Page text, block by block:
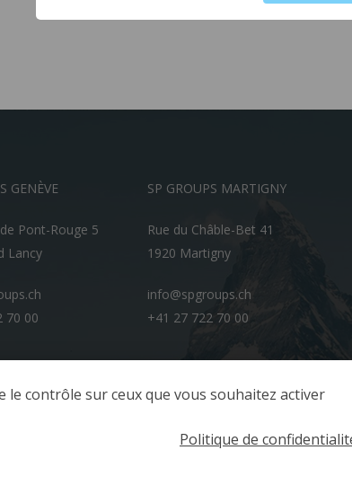
GENÈVE
Pont-Rouge 5
Lancy
70 00
SP GROUPS MARTIGNY
Rue du Châble-Bet 41
1920 Martigny
info@spgroups.ch
+41 27 722 70 00
le contrôle sur ceux que vous souhaitez activer
Politique de